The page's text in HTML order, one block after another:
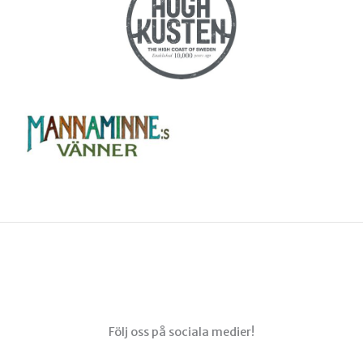
Följ oss på sociala medier!